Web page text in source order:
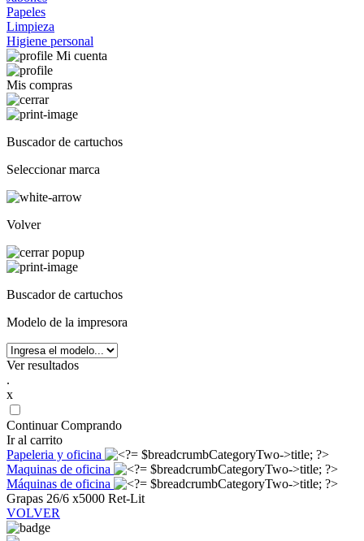
Papeles
Limpieza
Higiene personal
Mi cuenta
Mis compras
Buscador de cartuchos
Seleccionar marca
Volver
Buscador de cartuchos
Modelo de la impresora
Ver resultados
.
x
Continuar Comprando
Ir al carrito
Papeleria y oficina
Maquinas de oficina
Máquinas de oficina
Grapas 26/6 x5000 Ret-Lit
VOLVER